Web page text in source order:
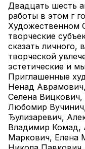
Двадцать шесть
работы в этом г
Художественном
творческие
сказать личного,
творческой
эстетические и
Приглашенные
Ненад
Селена Вицкович,
Любомир
Ђулизаревич,
Владимир Комад,
Маркович, Елена